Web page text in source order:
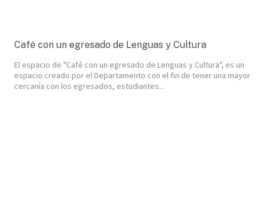
Café con un egresado de Lenguas y Cultura
El espacio de "Café con un egresado de Lenguas y Cultura", es un
espacio creado por el Departamento con el fin de tener una mayor
cercanía con los egresados, estudiantes...